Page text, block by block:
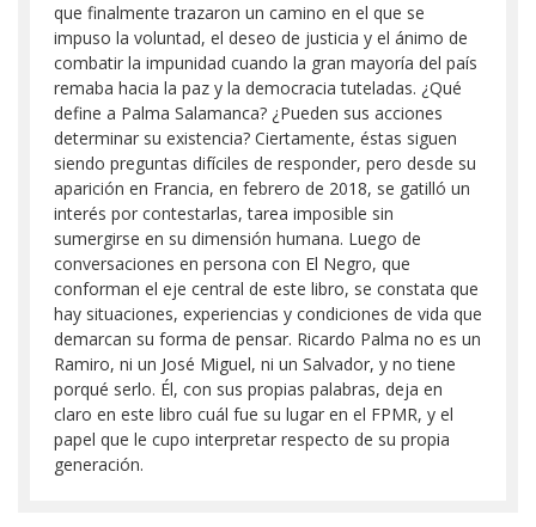
que finalmente trazaron un camino en el que se
impuso la voluntad, el deseo de justicia y el ánimo de
combatir la impunidad cuando la gran mayoría del país
remaba hacia la paz y la democracia tuteladas. ¿Qué
define a Palma Salamanca? ¿Pueden sus acciones
determinar su existencia? Ciertamente, éstas siguen
siendo preguntas difíciles de responder, pero desde su
aparición en Francia, en febrero de 2018, se gatilló un
interés por contestarlas, tarea imposible sin
sumergirse en su dimensión humana. Luego de
conversaciones en persona con El Negro, que
conforman el eje central de este libro, se constata que
hay situaciones, experiencias y condiciones de vida que
demarcan su forma de pensar. Ricardo Palma no es un
Ramiro, ni un José Miguel, ni un Salvador, y no tiene
porqué serlo. Él, con sus propias palabras, deja en
claro en este libro cuál fue su lugar en el FPMR, y el
papel que le cupo interpretar respecto de su propia
generación.